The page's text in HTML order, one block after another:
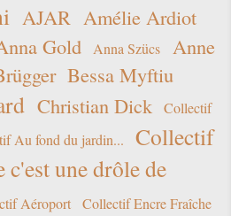
AJAR Amélie Ardiot
Gold Anna Szücs
Anne
Bessa Myftiu
Christian Dick
Collectif
Au fond du jardin...
Collectif
c'est une drôle de
Aéroport Collectif Encre Fraîche